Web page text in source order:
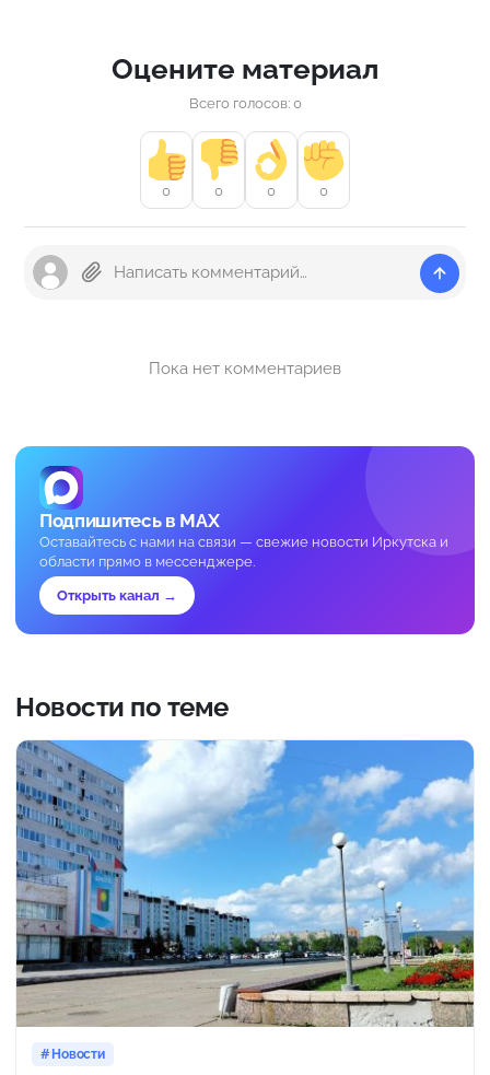
Оцените материал
Всего голосов: 0
0 0 0 0
Пока нет комментариев
Подпишитесь в MAX
Оставайтесь с нами на связи — свежие новости Иркутска и
области прямо в мессенджере.
Открыть канал →
Новости по теме
Новости